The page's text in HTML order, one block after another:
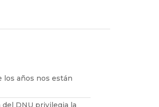
los años nos están
del DNU privilegia la